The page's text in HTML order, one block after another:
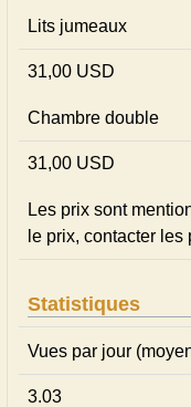
Lits jumeaux
31,00 USD
Chambre double
31,00 USD
Les prix sont
le prix, contacter les
Statistiques
Vues par jour
3.03